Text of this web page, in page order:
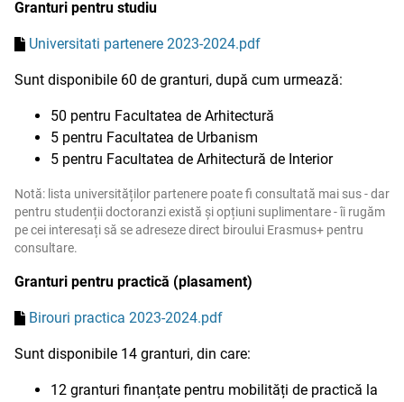
Granturi pentru studiu
Universitati partenere 2023-2024.pdf
Sunt disponibile 60 de granturi, după cum urmează:
50 pentru Facultatea de Arhitectură
5 pentru Facultatea de Urbanism
5 pentru Facultatea de Arhitectură de Interior
Notă: lista universităților partenere poate fi consultată mai sus - dar
pentru studenții doctoranzi există și opțiuni suplimentare - îi rugăm
pe cei interesați să se adreseze direct biroului Erasmus+ pentru
consultare.
Granturi pentru practică (plasament)
Birouri practica 2023-2024.pdf
Sunt disponibile 14 granturi, din care:
12 granturi finanțate pentru mobilități de practică la